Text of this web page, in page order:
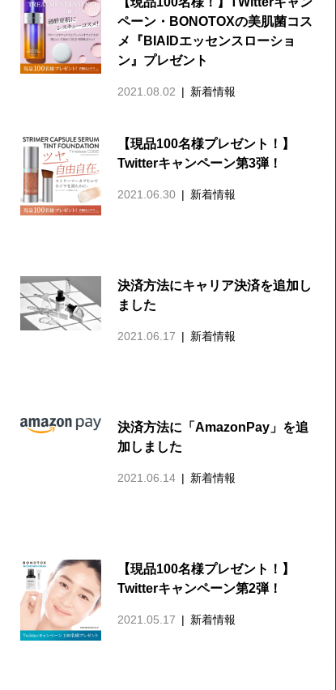
ペーン・BONOTOXの美肌菌コス
メ『BIAIDエッセンスローショ
ン』プレゼント
2021.08.02 新着情報
【現品100名様プレゼント！】
Twitterキャンペーン第3弾！
2021.06.30 新着情報
決済方法にキャリア決済を追加し
ました
2021.06.17 新着情報
決済方法に「AmazonPay」を追
加しました
2021.06.14 新着情報
【現品100名様プレゼント！】
Twitterキャンペーン第2弾！
2021.05.17 新着情報